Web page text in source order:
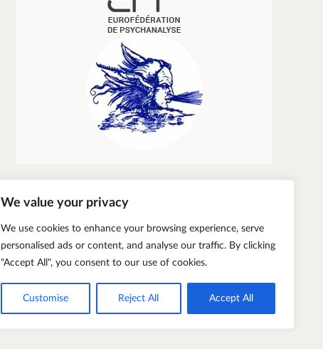
We value your privacy
We use cookies to enhance your browsing experience, serve
personalised ads or content, and analyse our traffic. By clicking
"Accept All", you consent to our use of cookies.
Customise Reject All Accept All